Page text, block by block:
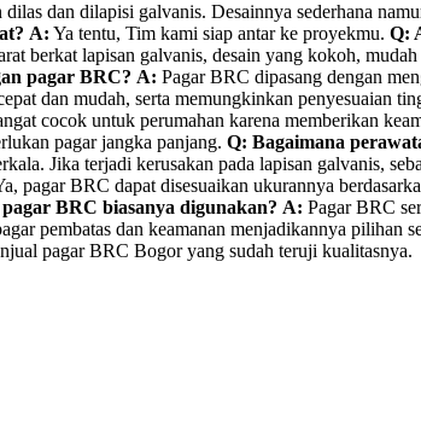
dan dilapisi galvanis. Desainnya sederhana
A: Ya tentu, Tim kami siap antar ke proyekmu. Q:
berkat lapisan galvanis, desain yang kokoh,
pagar BRC? A: Pagar BRC dipasang dengan
dan mudah, serta memungkinkan penyesuaian
cocok untuk perumahan karena memberikan
pagar jangka panjang. Q: Bagaimana
Jika terjadi kerusakan pada lapisan galvanis,
pagar BRC dapat disesuaikan ukurannya
BRC biasanya digunakan? A: Pagar BRC
pembatas dan keamanan menjadikannya pilihan
pagar BRC Bogor yang sudah teruji kualitasnya.